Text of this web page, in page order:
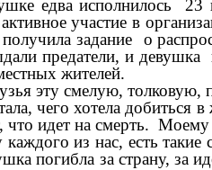
едва исполнилось
участие в
задание о
предатели, и девушка
жителей.
эту смелую,
чего хотела добиться
что идет на смерть.
из нас, есть
погибла за страну,